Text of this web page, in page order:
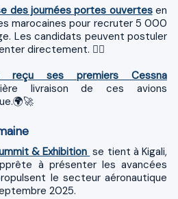
des journées portes ouvertesen
marocaines pour recruter 5 000
Les candidats peuvent postuler
directement. 👩‍✈️
reçu ses premiers Cessna
livraison de ces avions
& Exhibition se tient à Kigali,
à présenter les avancées
le secteur aéronautique
2025.